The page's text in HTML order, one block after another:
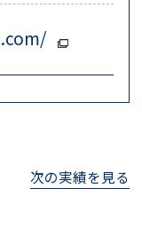
次の実績を見る